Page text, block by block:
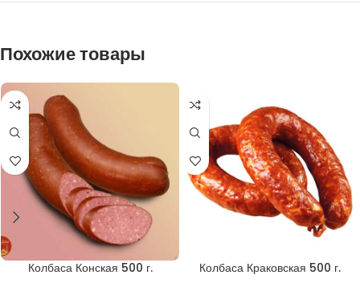
Похожие товары
Колбаса Конская 500 г. Колбаса Краковская 500 г.